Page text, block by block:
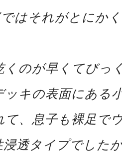
はそれがとにか
くのが早くてびっ
ッキの表面にある
て、息子も裸足で
浸透タイプでした